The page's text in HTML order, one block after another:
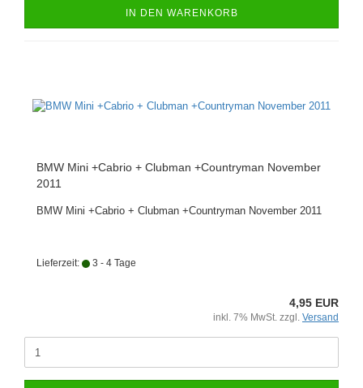
IN DEN WARENKORB
BMW Mini +Cabrio + Clubman +Countryman November
2011
BMW Mini +Cabrio + Clubman +Countryman November 2011
Lieferzeit: 3 - 4 Tage
4,95 EUR
inkl. 7% MwSt. zzgl. Versand